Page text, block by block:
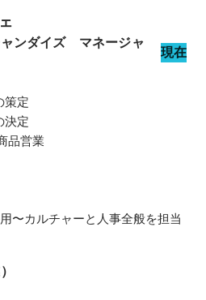
ンダイズ　マネージャ
現在
策定
決定
品営業
〜カルチャーと人事全般を担当